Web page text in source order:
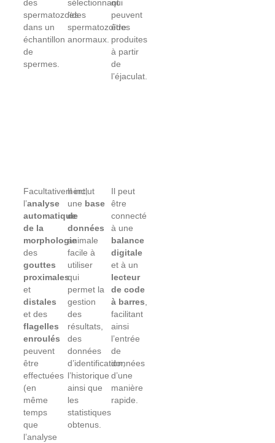
des
spermatozoïdes
dans un
échantillon
de
spermes.
sélectionnant
les
spermatozoïdes
anormaux.
qui
peuvent
être
produites
à partir
de
l’éjaculat.
Facultativement,
l’analyse
automatique
de la
morphologie
des
gouttes
proximales
et
distales
et des
flagelles
enroulés
peuvent
être
effectuées
(en
même
temps
que
l’analyse
Il inclut
une base
de
données
animale
facile à
utiliser
qui
permet la
gestion
des
résultats,
des
données
d’identification,
l’historique
ainsi que
les
statistiques
obtenus.
Il peut
être
connecté
à une
balance
digitale
et à un
lecteur
de code
à barres
facilitant
ainsi
l’entrée
de
données
d’une
manière
rapide.